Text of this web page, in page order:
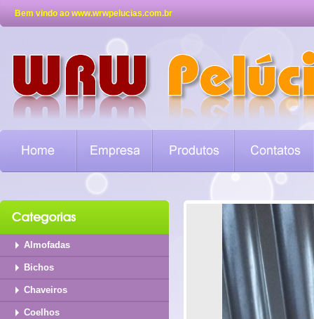
Bem vindo ao www.wrwpelucias.com.br
Almofadas
Bichos
Chaveiros
Coelhos